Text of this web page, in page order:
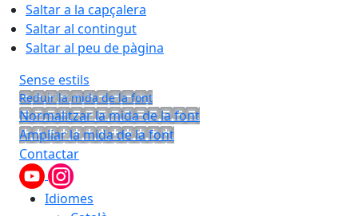
Saltar a la capçalera
Saltar al contingut
Saltar al peu de pàgina
Sense estils
Reduir la mida de la font
Normalitzar la mida de la font
Ampliar la mida de la font
Contactar
Idiomes